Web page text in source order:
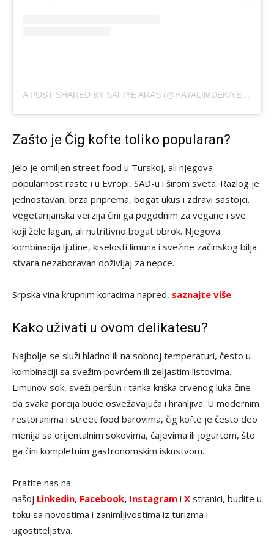
A POST SHARED BY SAFIYE ARAS (@HAYALIMDEKIYEMEKLER)
Zašto je Čig kofte toliko popularan?
Jelo je omiljen street food u Turskoj, ali njegova
popularnost raste i u Evropi, SAD-u i širom sveta. Razlog je
jednostavan, brza priprema, bogat ukus i zdravi sastojci.
Vegetarijanska verzija čini ga pogodnim za vegane i sve
koji žele lagan, ali nutritivno bogat obrok. Njegova
kombinacija ljutine, kiselosti limuna i svežine začinskog bilja
stvara nezaboravan doživljaj za nepce.
Srpska vina krupnim koracima napred, saznajte više.
Kako uživati u ovom delikatesu?
Najbolje se služi hladno ili na sobnoj temperaturi, često u
kombinaciji sa svežim povrćem ili zeljastim listovima.
Limunov sok, sveži peršun i tanka kriška crvenog luka čine
da svaka porcija bude osvežavajuća i hranljiva. U modernim
restoranima i street food barovima, čig kofte je često deo
menija sa orijentalnim sokovima, čajevima ili jogurtom, što
ga čini kompletnim gastronomskim iskustvom.
Pratite nas na
našoj Linkedin, Facebook, Instagram i X stranici, budite u
toku sa novostima i zanimljivostima iz turizma i
ugostiteljstva.